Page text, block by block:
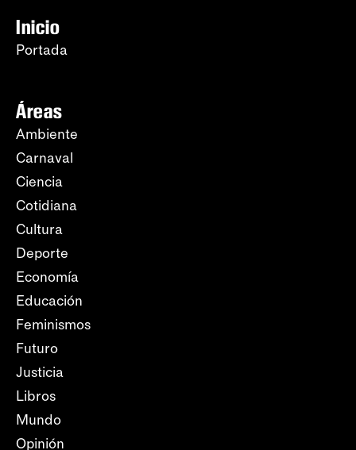
Inicio
Portada
Áreas
Ambiente
Carnaval
Ciencia
Cotidiana
Cultura
Deporte
Economía
Educación
Feminismos
Futuro
Justicia
Libros
Mundo
Opinión